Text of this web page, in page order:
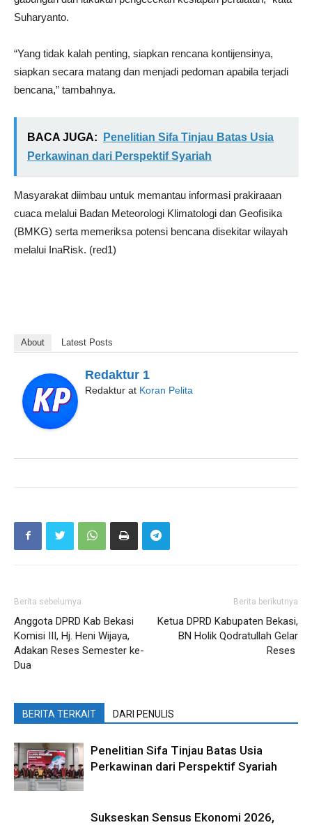
Suharyanto.
“Yang tidak kalah penting, siapkan rencana kontijensinya,
siapkan secara matang dan menjadi pedoman apabila terjadi
bencana,” tambahnya.
BACA JUGA:
Penelitian Sifa Tinjau Batas Usia
Perkawinan dari Perspektif Syariah
Masyarakat diimbau untuk memantau informasi prakiraaan
cuaca melalui Badan Meteorologi Klimatologi dan Geofisika
(BMKG) serta memeriksa potensi bencana disekitar wilayah
melalui InaRisk. (red1)
About Latest Posts
Redaktur 1
Redaktur at Koran Pelita
Berita sebelumya
Anggota DPRD Kab Bekasi
Komisi III, Hj. Heni Wijaya,
Adakan Reses Semester ke-
Dua
Berita berikutnya
Ketua DPRD Kabupaten Bekasi,
BN Holik Qodratullah Gelar
Reses
BERITA TERKAIT DARI PENULIS
Penelitian Sifa Tinjau Batas Usia
Perkawinan dari Perspektif Syariah
Sukseskan Sensus Ekonomi 2026,